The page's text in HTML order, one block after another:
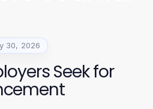
30, 2026
Seek for